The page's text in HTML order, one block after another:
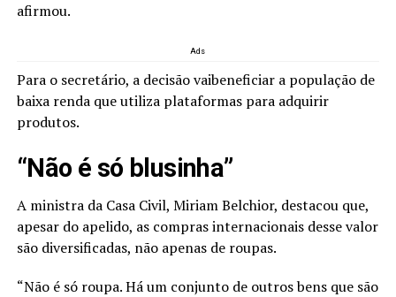
afirmou.
Ads
Para o secretário, a decisão vaibeneficiar a população de
baixa renda que utiliza plataformas para adquirir
produtos.
“Não é só blusinha”
A ministra da Casa Civil, Miriam Belchior, destacou que,
apesar do apelido, as compras internacionais desse valor
são diversificadas, não apenas de roupas.
“Não é só roupa. Há um conjunto de outros bens que são